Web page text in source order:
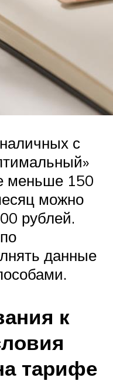
с
меньше 150
можно
рублей.
данные
к
тарифе